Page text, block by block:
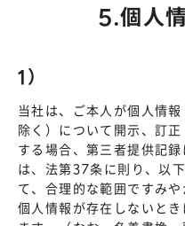
5.個人
1）
当社は、ご本人が個人情
除く）について開示、訂
する場合、第三者提供記
は、法第37条に則り、以
て、合理的な範囲ですみ
個人情報が存在しないと